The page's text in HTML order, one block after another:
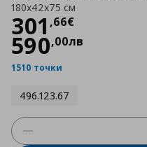
180x42x75 см
301 ,66€
Цена
590,00лв
1510 точки
496.123.67